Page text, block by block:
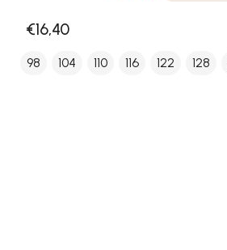
€16,40
98 104 110 116 122 128